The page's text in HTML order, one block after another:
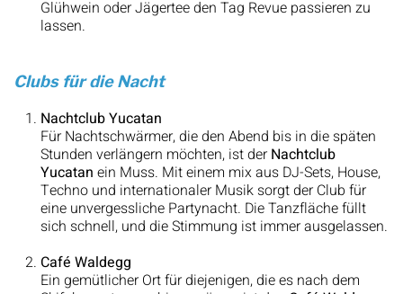
Glühwein oder Jägertee den Tag Revue passieren zu
lassen.
Clubs für die Nacht
Nachtclub Yucatan
Für Nachtschwärmer, die den Abend bis in die späten
Stunden verlängern möchten, ist der Nachtclub
Yucatan ein Muss. Mit einem mix aus DJ-Sets, House,
Techno und internationaler Musik sorgt der Club für
eine unvergessliche Partynacht. Die Tanzfläche füllt
sich schnell, und die Stimmung ist immer ausgelassen.
Café Waldegg
Ein gemütlicher Ort für diejenigen, die es nach dem